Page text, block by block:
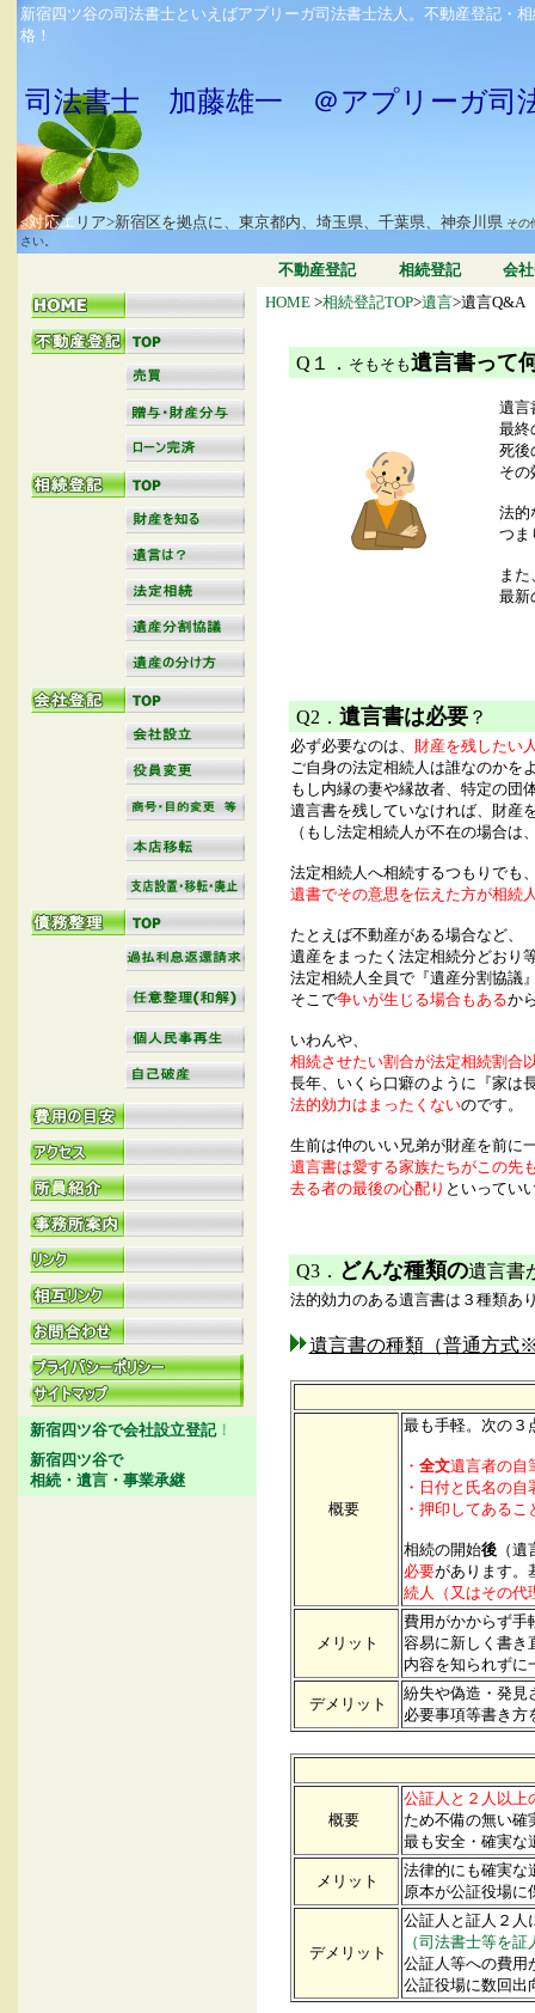
新宿四ツ谷の司法書士といえばアプリーガ司法書士法人。不動産登記・
格！
司法書士 加藤雄一 ＠アプリーガ司
<対応エ リア>新宿区を拠点に、東京都内、埼玉県、千葉県、神奈川県 その
さい。
不動産登記 相続登記 会
新宿四ツ谷で会社設立登記！
新宿四ツ谷で
相続・遺言・事業承継
HOME>相続登記TOP>遺言>遺言Q&A
Q１． そもそも遺言書って
遺言
最終
死後
その
法的
つま
また
最新
Q2． 遺言書は必要？
必ず必要なのは、 財産を残したい
ご自身の法定相続人は誰なのかを
もし内縁の妻や縁故者、特定の団
遺言書を残していなければ、財産
（もし法定相続人が不在の場合は
法定相続人へ相続するつもりでも
遺書でその意思を伝えた方が相続
たとえば不動産がある場合など、
遺産をまったく法定相続分どおり
法定相続人全員で『遺産分割協議
そこで争いが生じる場合もあるか
いわんや、
相続させたい割合が法定相続割合
長年、いくら口癖のように『家は
法的効力はまったくないのです。
生前は仲のいい兄弟が財産を前に
遺言書は愛する家族たちがこの先
去る者の最後の心配り といってい
Q3． どんな種類の遺言書
法的効力のある遺言書は３種類あ
遺言書の種類（普通方式
概要
最も手軽。次の３
・ 全文遺言者の自
・日付と氏名の自
・押印してある
相続の開始後（遺
必要があります。
続人（又はその代
メリット
費用がかからず手
容易に新しく書き
内容を知られずに
デメリット
紛失や偽造・発見
必要事項等書き方
概要
公証人と２人以上
ため不備の無い確
最も安全・確実な
メリット
法律的にも確実な
原本が公証役場に
デメリット
公証人と証人２人
（司法書士等を
公証人等への費用
公証役場に数回出